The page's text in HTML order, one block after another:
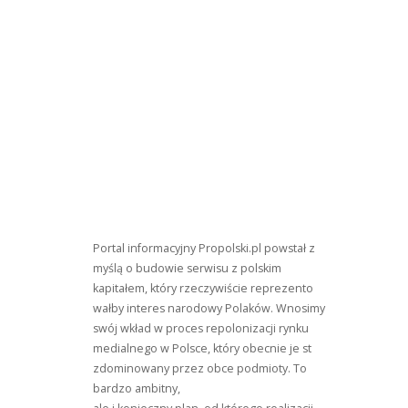
Portal informacyjny Propolski.pl powstał z
myślą o budowie serwisu z polskim
kapitałem, który rzeczywiście reprezento
wałby interes narodowy Polaków. Wnosimy
swój wkład w proces repolonizacji rynku
medialnego w Polsce, który obecnie je st
zdominowany przez obce podmioty. To
bardzo ambitny,